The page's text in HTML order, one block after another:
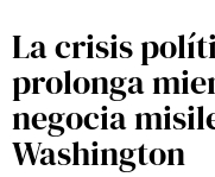
La crisis
prolonga
negocia
Washington